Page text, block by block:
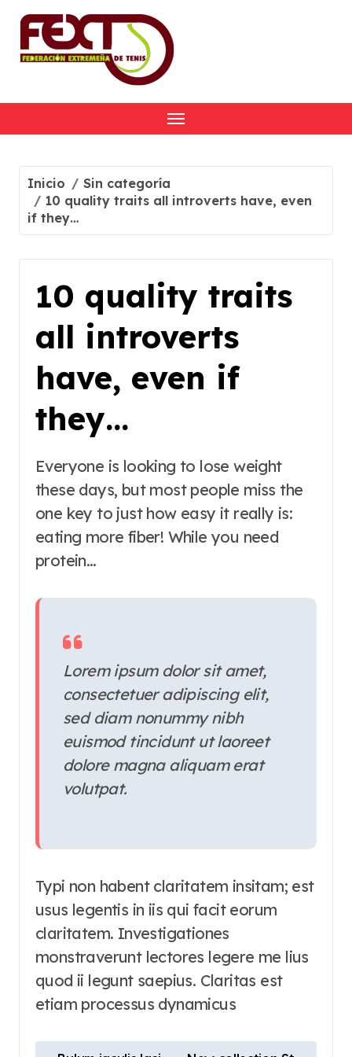
content
Inicio
Sin categoría
10 quality traits all introverts have, even
if they…
10 quality traits
all introverts
have, even if
they…
Everyone is looking to lose weight
these days, but most people miss the
one key to just how easy it really is:
eating more fiber! While you need
protein…
Lorem ipsum dolor sit amet,
consectetuer adipiscing elit,
sed diam nonummy nibh
euismod tincidunt ut laoreet
dolore magna aliquam erat
volutpat.
Typi non habent claritatem insitam; est
usus legentis in iis qui facit eorum
claritatem. Investigationes
monstraverunt lectores legere me lius
quod ii legunt saepius. Claritas est
etiam processus dynamicus